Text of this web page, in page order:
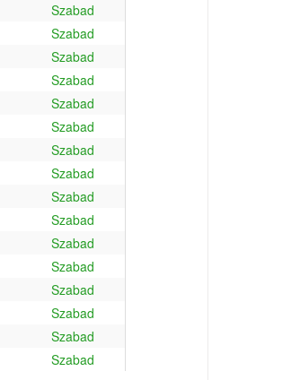
Szabad
Szabad
Szabad
Szabad
Szabad
Szabad
Szabad
Szabad
Szabad
Szabad
Szabad
Szabad
Szabad
Szabad
Szabad
Szabad